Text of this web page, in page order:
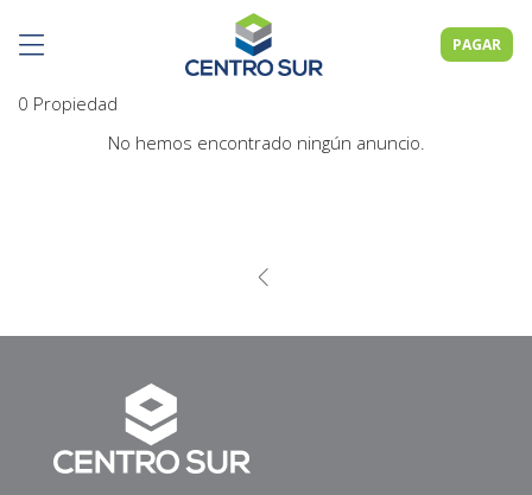
PAGAR
0 Propiedad
No hemos encontrado ningún anuncio.